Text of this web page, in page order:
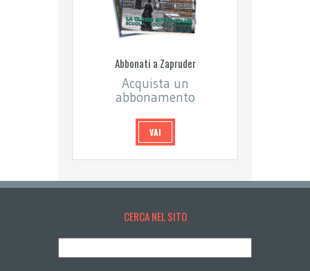
Abbonati a Zapruder
Acquista un
abbonamento
VAI
CERCA NEL SITO